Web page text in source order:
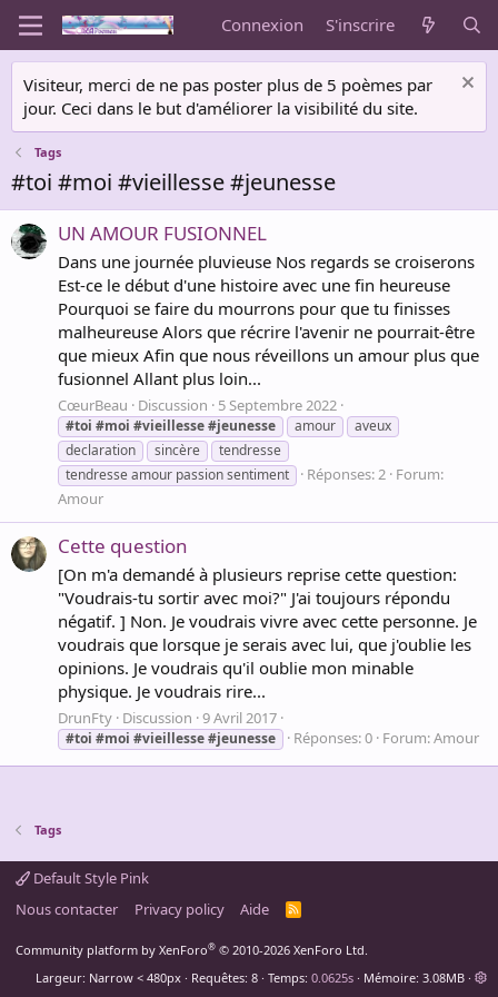
Connexion S'inscrire
Visiteur, merci de ne pas poster plus de 5 poèmes par
jour. Ceci dans le but d'améliorer la visibilité du site.
Tags
#toi #moi #vieillesse #jeunesse
UN AMOUR FUSIONNEL
Dans une journée pluvieuse Nos regards se croiserons
Est-ce le début d'une histoire avec une fin heureuse
Pourquoi se faire du mourrons pour que tu finisses
malheureuse Alors que récrire l'avenir ne pourrait-être
que mieux Afin que nous réveillons un amour plus que
fusionnel Allant plus loin...
CœurBeau Discussion 5 Septembre 2022
#toi #moi #vieillesse#jeunesse amour
aveux
declaration
sincère
tendresse
tendresse amour passion sentiment
Réponses: 2 Forum:
Amour
Cette question
[On m'a demandé à plusieurs reprise cette question:
"Voudrais-tu sortir avec moi?" J'ai toujours répondu
négatif. ] Non. Je voudrais vivre avec cette personne. Je
voudrais que lorsque je serais avec lui, que j'oublie les
opinions. Je voudrais qu'il oublie mon minable
physique. Je voudrais rire...
DrunFty Discussion 9 Avril 2017
#toi #moi #vieillesse#jeunesse Réponses: 0 Forum:Amour
Tags
Default Style Pink
Nous contacter
Privacy policy Aide
R
Community platform by XenForo® © 2010-2026 XenForo Ltd.
Largeur
Requêtes 8 Temps 0.0625s Mémoire 3.08MB